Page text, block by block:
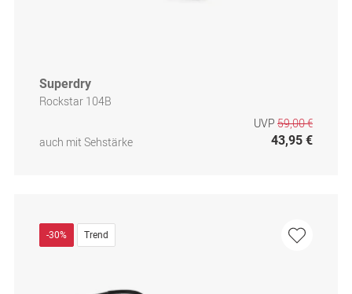
Superdry
Rockstar 104B
auch mit Sehstärke
UVP 59,00 €
43,95 €
-30% Trend